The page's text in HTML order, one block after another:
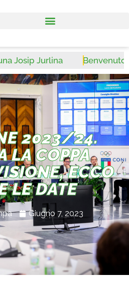
Josip Jurlina Benvenuto
2023/24.
LA COPPA
ECCO
LE DATE
Giugno 7, 2023